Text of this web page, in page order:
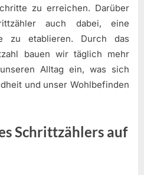
zu erreichen. Darüber
auch dabei, eine
zu etablieren. Durch das
bauen wir täglich mehr
Alltag ein, was sich
und unser Wohlbefinden
Schrittzählers auf